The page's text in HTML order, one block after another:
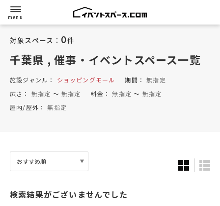
対象スペース： 0件
千葉県 , 催事・イベントスペース一覧
施設ジャンル： ショッピングモール 期間：無指定
広さ： 無指定 〜無指定 料金：無指定 〜 無指定
屋内/屋外：無指定
検索結果がございませんでした